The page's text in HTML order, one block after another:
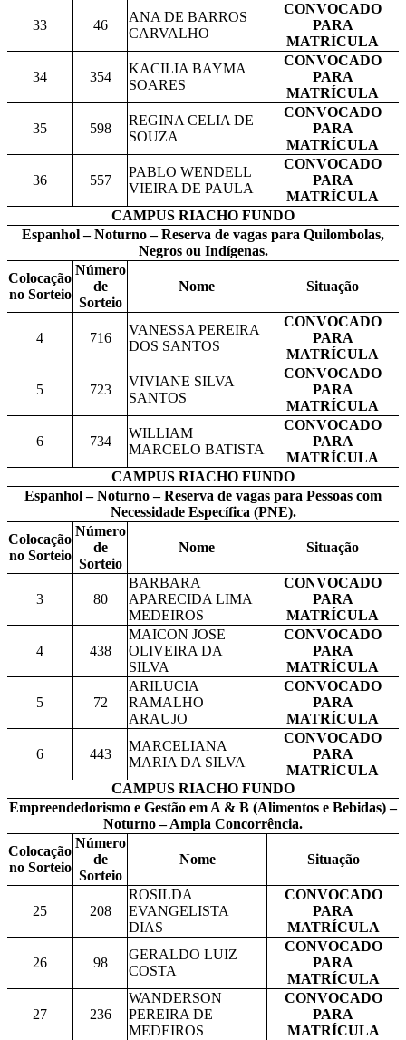
33 46
ANA DE BARROS
CARVALHO
CONVOCADO
PARA
MATRÍCULA
34 354
KACILIA BAYMA
SOARES
CONVOCADO
PARA
MATRÍCULA
35 598
REGINA CELIA DE
SOUZA
CONVOCADO
PARA
MATRÍCULA
36 557
PABLO WENDELL
VIEIRA DE PAULA
CONVOCADO
PARA
MATRÍCULA
CAMPUS RIACHO FUNDO
Espanhol – Noturno – Reserva de vagas para Quilombolas,
Negros ou Indígenas.
Colocação
no Sorteio
Número
de
Sorteio
Nome Situação
4 716
VANESSA PEREIRA
DOS SANTOS
CONVOCADO
PARA
MATRÍCULA
5 723
VIVIANE SILVA
SANTOS
CONVOCADO
PARA
MATRÍCULA
6 734
WILLIAM
MARCELO BATISTA
CONVOCADO
PARA
MATRÍCULA
CAMPUS RIACHO FUNDO
Espanhol – Noturno – Reserva de vagas para Pessoas com
Necessidade Específica (PNE).
Colocação
no Sorteio
Número
de
Sorteio
Nome Situação
3 80
BARBARA
APARECIDA LIMA
MEDEIROS
CONVOCADO
PARA
MATRÍCULA
4 438
MAICON JOSE
OLIVEIRA DA
SILVA
CONVOCADO
PARA
MATRÍCULA
5 72
ARILUCIA
RAMALHO
ARAUJO
CONVOCADO
PARA
MATRÍCULA
6 443
MARCELIANA
MARIA DA SILVA
CONVOCADO
PARA
MATRÍCULA
CAMPUS RIACHO FUNDO
Empreendedorismo e Gestão em A & B (Alimentos e Bebidas) –
Noturno – Ampla Concorrência.
Colocação
no Sorteio
Número
de
Sorteio
Nome Situação
25 208
ROSILDA
EVANGELISTA
DIAS
CONVOCADO
PARA
MATRÍCULA
26 98
GERALDO LUIZ
COSTA
CONVOCADO
PARA
MATRÍCULA
27 236
WANDERSON
PEREIRA DE
MEDEIROS
CONVOCADO
PARA
MATRÍCULA